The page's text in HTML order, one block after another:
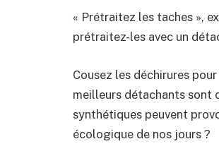
« Prétraitez les taches »,
prétraitez-les avec un
Cousez les déchirures
meilleurs détachants sont
synthétiques peuvent
écologique de nos jours ?